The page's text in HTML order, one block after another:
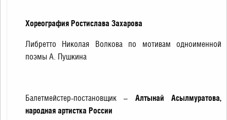
Хореография Ростислава Захарова
Либретто Николая Волкова по мотивам одноименной
поэмы А. Пушкина
Балетмейстер-постановщик – Алтынай Асылмуратова,
народная артистка России